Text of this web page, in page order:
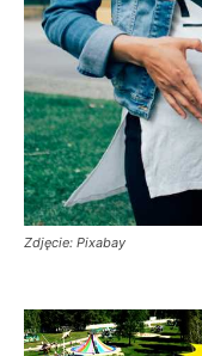
Zdjęcie: Pixabay